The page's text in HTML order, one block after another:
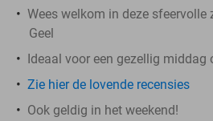
Wees welkom in deze sfeervolle
Geel
Ideaal voor een gezellig middag
Zie hier de lovende recensies
Ook geldig in het weekend!